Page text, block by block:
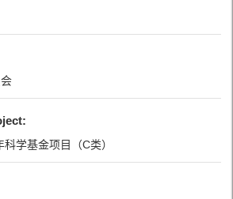
学基金项目（C类）